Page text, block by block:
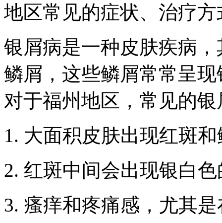
地区常见的症状、治疗
银屑病是一种皮肤疾病
鳞屑，这些鳞屑常常呈
对于福州地区，常见的
1. 大面积皮肤出现红斑
2. 红斑中间会出现银白
3. 瘙痒和疼痛感，尤其